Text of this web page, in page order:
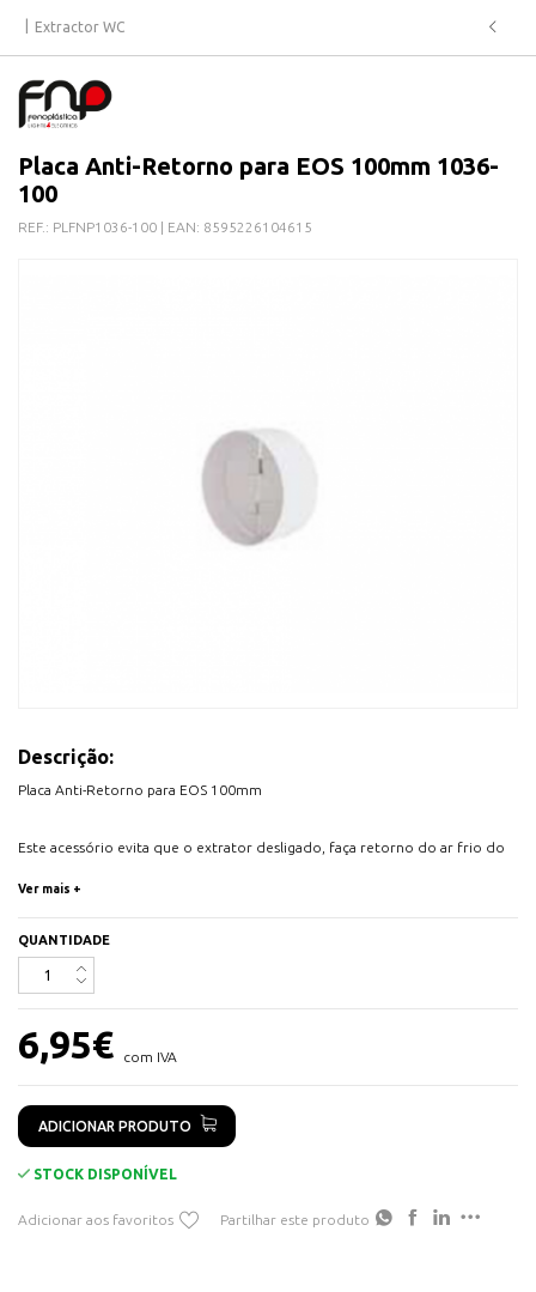
Extractor WC
Placa Anti-Retorno para EOS 100mm 1036-
100
REF.: PLFNP1036-100 | EAN: 8595226104615
Descrição:
Placa Anti-Retorno para EOS 100mm
Este acessório evita que o extrator desligado, faça retorno do ar frio do
Ver mais +
QUANTIDADE
6,95€ com IVA
ADICIONAR PRODUTO
STOCK DISPONÍVEL
Adicionar aos favoritos Partilhar este produto